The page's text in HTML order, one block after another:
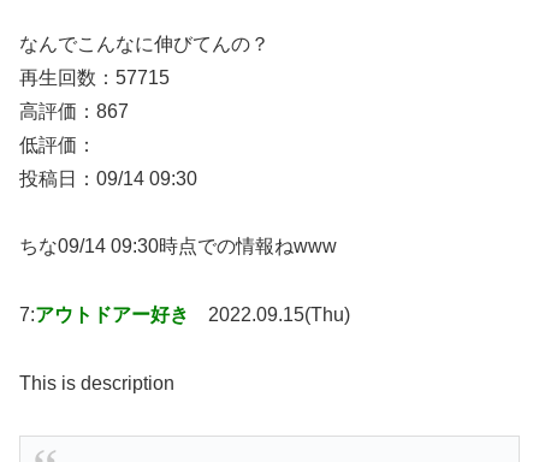
なんでこんなに伸びてんの？
再生回数：57715
高評価：867
低評価：
投稿日：09/14 09:30
ちな09/14 09:30時点での情報ねwww
7:アウトドアー好き 2022.09.15(Thu)
This is description